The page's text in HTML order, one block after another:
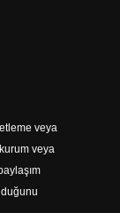
veya
veya